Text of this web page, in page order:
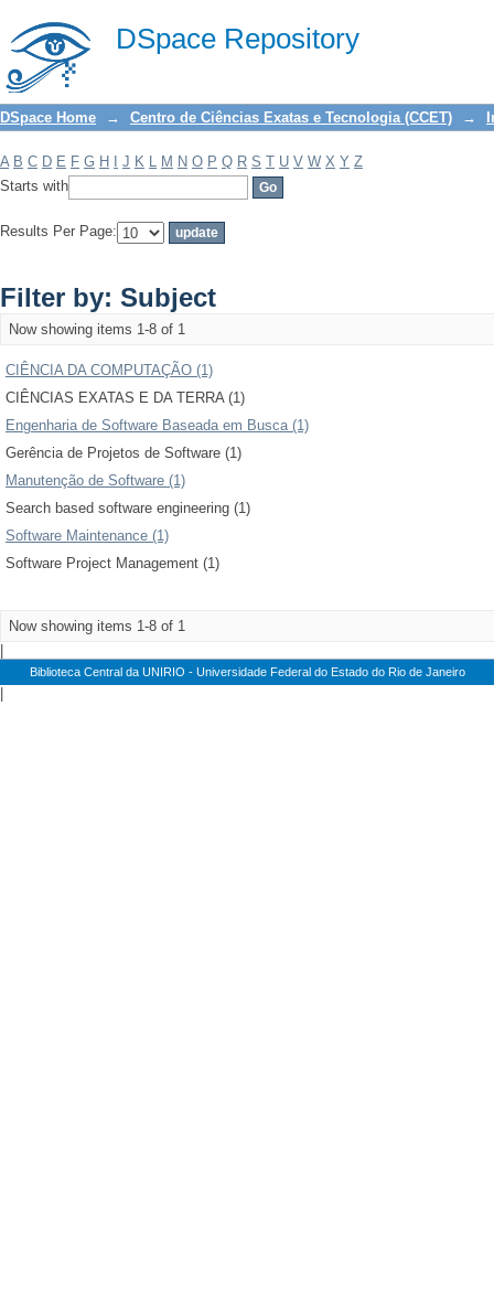
DSpace Repository
Filter by: Subject
DSpace Home → Centro de Ciências Exatas e Tecnologia (CCET) →
A B C D E F G H J K L M N O P Q R S T U V W X Y Z
Starts with
Results Per Page:
Filter by: Subject
Now showing items 1-8 of 1
CIÊNCIA DA COMPUTAÇÃO (1)
CIÊNCIAS EXATAS E DA TERRA (1)
Engenharia de Software Baseada em Busca (1)
Gerência de Projetos de Software (1)
Manutenção de Software (1)
Search based software engineering (1)
Software Maintenance (1)
Software Project Management (1)
Now showing items 1-8 of 1
Biblioteca Central da UNIRIO - Universidade Federal do Estado do Rio de Janeiro